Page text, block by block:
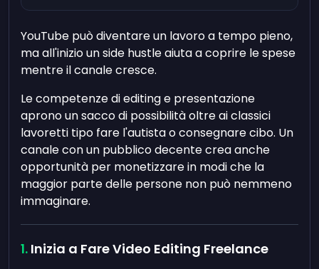
YouTube può diventare un lavoro a tempo pieno,
ma all'inizio un side hustle aiuta a coprire le spese
mentre il canale cresce.
Le competenze di editing e presentazione
aprono un sacco di possibilità oltre ai classici
lavoretti tipo fare l'autista o consegnare cibo. Un
canale con un pubblico decente crea anche
opportunità per monetizzare in modi che la
maggior parte delle persone non può nemmeno
immaginare.
Inizia a Fare Video Editing Freelance